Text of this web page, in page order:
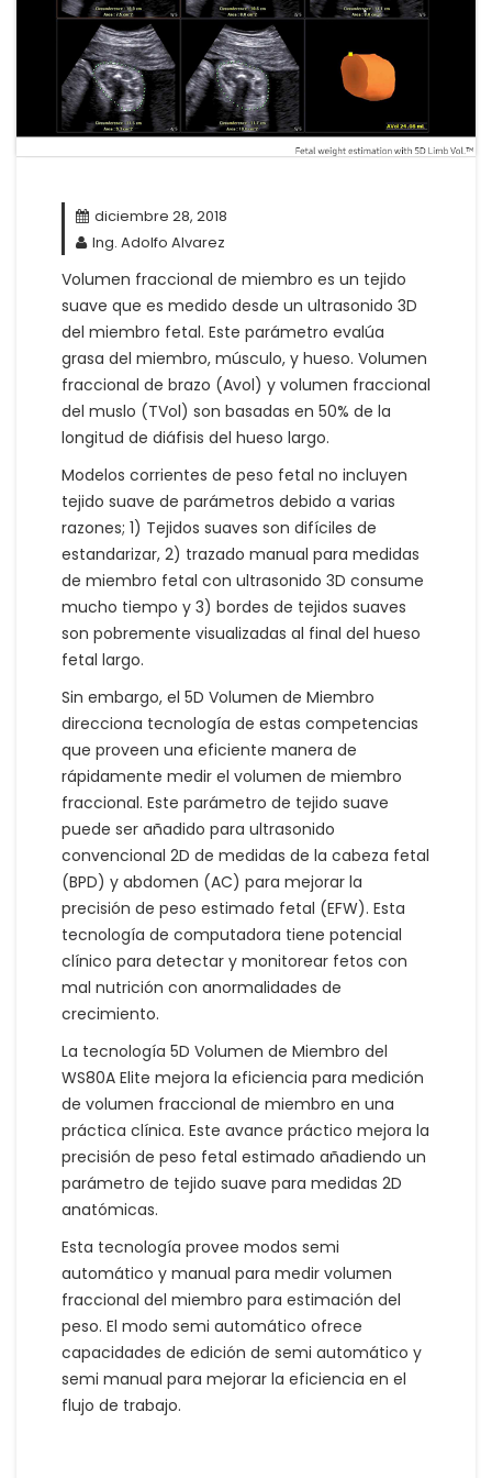
diciembre 28, 2018
Ing. Adolfo Alvarez
Volumen fraccional de miembro es un tejido
suave que es medido desde un ultrasonido 3D
del miembro fetal. Este parámetro evalúa
grasa del miembro, músculo, y hueso. Volumen
fraccional de brazo (Avol) y volumen fraccional
del muslo (TVol) son basadas en 50% de la
longitud de diáfisis del hueso largo.
Modelos corrientes de peso fetal no incluyen
tejido suave de parámetros debido a varias
razones; 1) Tejidos suaves son difíciles de
estandarizar, 2) trazado manual para medidas
de miembro fetal con ultrasonido 3D consume
mucho tiempo y 3) bordes de tejidos suaves
son pobremente visualizadas al final del hueso
fetal largo.
Sin embargo, el 5D Volumen de Miembro
direcciona tecnología de estas competencias
que proveen una eficiente manera de
rápidamente medir el volumen de miembro
fraccional. Este parámetro de tejido suave
puede ser añadido para ultrasonido
convencional 2D de medidas de la cabeza fetal
(BPD) y abdomen (AC) para mejorar la
precisión de peso estimado fetal (EFW). Esta
tecnología de computadora tiene potencial
clínico para detectar y monitorear fetos con
mal nutrición con anormalidades de
crecimiento.
La tecnología 5D Volumen de Miembro del
WS80A Elite mejora la eficiencia para medición
de volumen fraccional de miembro en una
práctica clínica. Este avance práctico mejora la
precisión de peso fetal estimado añadiendo un
parámetro de tejido suave para medidas 2D
anatómicas.
Esta tecnología provee modos semi
automático y manual para medir volumen
fraccional del miembro para estimación del
peso. El modo semi automático ofrece
capacidades de edición de semi automático y
semi manual para mejorar la eficiencia en el
flujo de trabajo.